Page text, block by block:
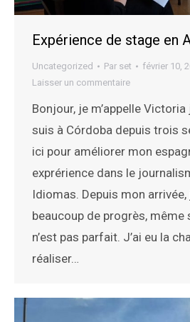
Expérience de stage en
Uncategorized Par set
février 10,
Laisser un commentaire
Bonjour, je m’appelle Victoria
suis à Córdoba depuis trois
ici pour améliorer mon
exprérience dans le
Idiomas. Depuis mon arrivée,
beaucoup de progrès, même
n’est pas parfait. J’ai eu la
réaliser…